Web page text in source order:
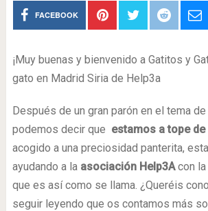
FACEBOOK
¡Muy buenas y bienvenido a Gatitos y
gato en Madrid Siria de Help3a
Después de un gran parón en el tema
podemos decir que estamos a tope de
acogido a una preciosidad panterita,
ayudando a la asociación Help3Acon la
que es así como se llama. ¿Queréis
seguir leyendo que os contamos más